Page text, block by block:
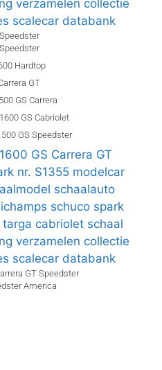
Hardtop
GT
GS Carrera
GS Cabriolet
GS Speedster
GT Speedster
America